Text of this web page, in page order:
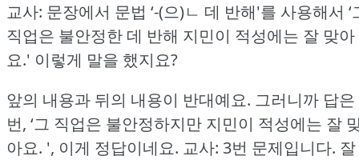
교사: 문장에서 문법 ‘-(으)ㄴ 데 반해'를 사용해서 ‘
직업은 불안정한 데 반해 지민이 적성에는 잘 맞아
요.' 이렇게 말을 했지요?
앞의 내용과 뒤의 내용이 반대예요. 그러니까 답은
번, ‘그 직업은 불안정하지만 지민이 적성에는 잘
아요. ', 이게 정답이네요. 교사: 3번 문제입니다. 잘